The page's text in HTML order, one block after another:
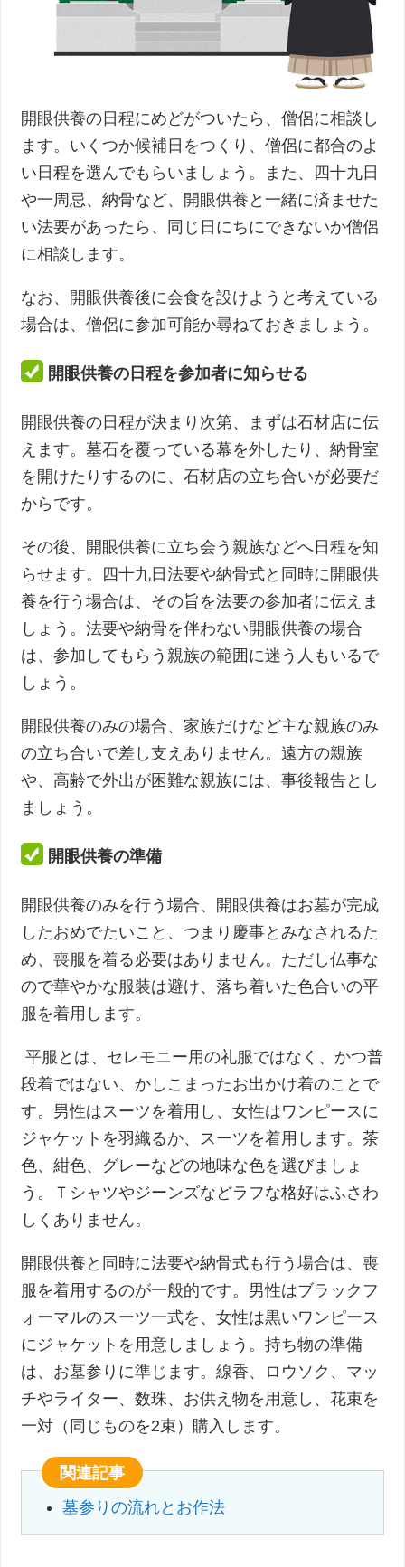
開眼供養の日程にめどがついたら、僧侶に相談し
ます。いくつか候補日をつくり、僧侶に都合のよ
い日程を選んでもらいましょう。また、四十九日
や一周忌、納骨など、開眼供養と一緒に済ませた
い法要があったら、同じ日にちにできないか僧侶
に相談します。
なお、開眼供養後に会食を設けようと考えている
場合は、僧侶に参加可能か尋ねておきましょう。
開眼供養の日程を参加者に知らせる
開眼供養の日程が決まり次第、まずは石材店に伝
えます。墓石を覆っている幕を外したり、納骨室
を開けたりするのに、石材店の立ち合いが必要だ
からです。
その後、開眼供養に立ち会う親族などへ日程を知
らせます。四十九日法要や納骨式と同時に開眼供
養を行う場合は、その旨を法要の参加者に伝えま
しょう。法要や納骨を伴わない開眼供養の場合
は、参加してもらう親族の範囲に迷う人もいるで
しょう。
開眼供養のみの場合、家族だけなど主な親族のみ
の立ち合いで差し支えありません。遠方の親族
や、高齢で外出が困難な親族には、事後報告とし
ましょう。
開眼供養の準備
開眼供養のみを行う場合、開眼供養はお墓が完成
したおめでたいこと、つまり慶事とみなされるた
め、喪服を着る必要はありません。ただし仏事な
ので華やかな服装は避け、落ち着いた色合いの平
服を着用します。
平服とは、セレモニー用の礼服ではなく、かつ普
段着ではない、かしこまったお出かけ着のことで
す。男性はスーツを着用し、女性はワンピースに
ジャケットを羽織るか、スーツを着用します。茶
色、紺色、グレーなどの地味な色を選びましょ
う。Ｔシャツやジーンズなどラフな格好はふさわ
しくありません。
開眼供養と同時に法要や納骨式も行う場合は、喪
服を着用するのが一般的です。男性はブラックフ
ォーマルのスーツ一式を、女性は黒いワンピース
にジャケットを用意しましょう。持ち物の準備
は、お墓参りに準じます。線香、ロウソク、マッ
チやライター、数珠、お供え物を用意し、花束を
一対（同じものを2束）購入します。
関連記事
墓参りの流れとお作法